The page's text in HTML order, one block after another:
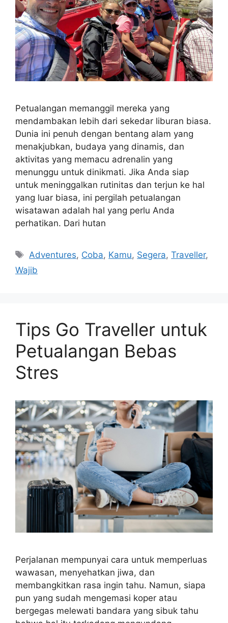
Petualangan memanggil mereka yang
mendambakan lebih dari sekedar liburan biasa.
Dunia ini penuh dengan bentang alam yang
menakjubkan, budaya yang dinamis, dan
aktivitas yang memacu adrenalin yang
menunggu untuk dinikmati. Jika Anda siap
untuk meninggalkan rutinitas dan terjun ke hal
yang luar biasa, ini pergilah petualangan
wisatawan adalah hal yang perlu Anda
perhatikan. Dari hutan
Tags
Adventures, Coba, Kamu, Segera,Traveller,
Wajib
Tips Go Traveller untuk
Petualangan Bebas
Stres
Perjalanan mempunyai cara untuk memperluas
wawasan, menyehatkan jiwa, dan
membangkitkan rasa ingin tahu. Namun, siapa
pun yang sudah mengemasi koper atau
bergegas melewati bandara yang sibuk tahu